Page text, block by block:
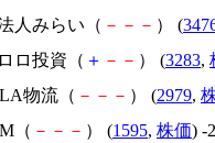
人みらい（ － － － ） (
ロ投資（ ＋ － － ） (3283,
物流（ － － － ） (2979,
（ － － － ） (1595, 株価) -